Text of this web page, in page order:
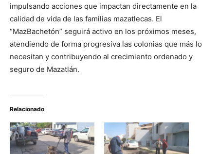
impulsando acciones que impactan directamente en la
calidad de vida de las familias mazatlecas. El
“MazBachetón” seguirá activo en los próximos meses,
atendiendo de forma progresiva las colonias que más lo
necesitan y contribuyendo al crecimiento ordenado y
seguro de Mazatlán.
Relacionado